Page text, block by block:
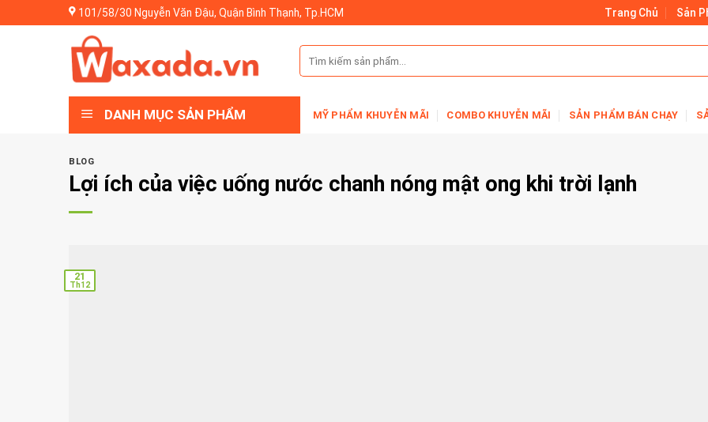
to
101/58/30 Nguyễn Văn Đậu, Quận Bình Thạnh, Tp.HCM Trang Chủ Sản
Tìm
kiếm:
DANH MỤC SẢN PHẨM MỸ PHẨM KHUYỄN MÃI COMBO KHUYỄN MÃI SẢN PHẨM BÁN CHẠY
BLOG
Lợi ích của việc uống nước chanh nóng mật ong khi trời lạnh
21
Th12